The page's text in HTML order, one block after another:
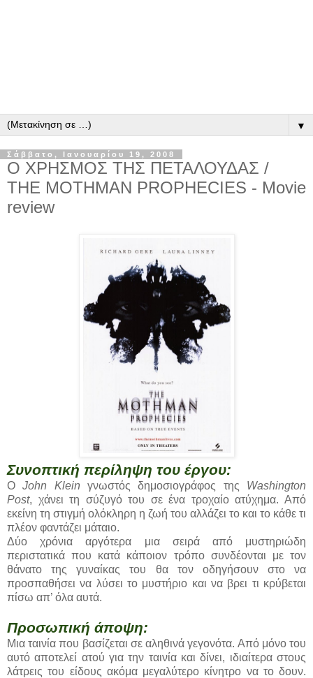
▼
Σάββατο, Ιανουαρίου 19, 2008
Ο ΧΡΗΣΜΟΣ ΤΗΣ ΠΕΤΑΛΟΥΔΑΣ /
THE MOTHMAN PROPHECIES - Movie
review
Συνοπτική περίληψη του έργου:
ΟJohn Klein γνωστός δημοσιογράφος της Washington
Post, χάνει τη σύζυγό του σε ένα τροχαίο ατύχημα. Από
εκείνη τη στιγμή ολόκληρη η ζωή του αλλάζει το και το κάθε τι
πλέον φαντάζει μάταιο.
Δύο χρόνια αργότερα μια σειρά από μυστηριώδη
περιστατικά που κατά κάποιον τρόπο συνδέονται με τον
θάνατο της γυναίκας του θα τον οδηγήσουν στο να
προσπαθήσει να λύσει το μυστήριο και να βρει τι κρύβεται
πίσω απ’ όλα αυτά.
Προσωπική άποψη:
Μια ταινία που βασίζεται σε αληθινά γεγονότα. Από μόνο του
αυτό αποτελεί ατού για την ταινία και δίνει, ιδιαίτερα στους
λάτρεις του είδους ακόμα μεγαλύτερο κίνητρο να το δουν.